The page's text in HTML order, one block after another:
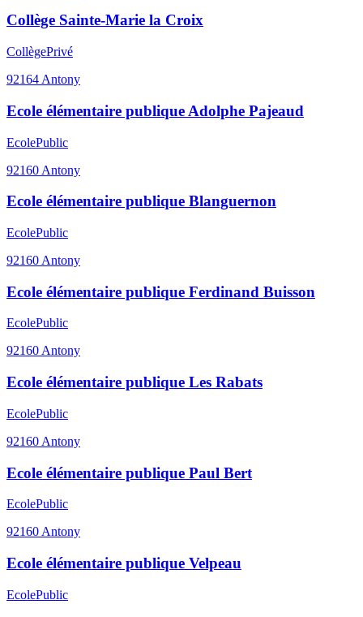
Collège Sainte-Marie la Croix
CollègePrivé
92164 Antony
Ecole élémentaire publique Adolphe Pajeaud
EcolePublic
92160 Antony
Ecole élémentaire publique Blanguernon
EcolePublic
92160 Antony
Ecole élémentaire publique Ferdinand Buisson
EcolePublic
92160 Antony
Ecole élémentaire publique Les Rabats
EcolePublic
92160 Antony
Ecole élémentaire publique Paul Bert
EcolePublic
92160 Antony
Ecole élémentaire publique Velpeau
EcolePublic